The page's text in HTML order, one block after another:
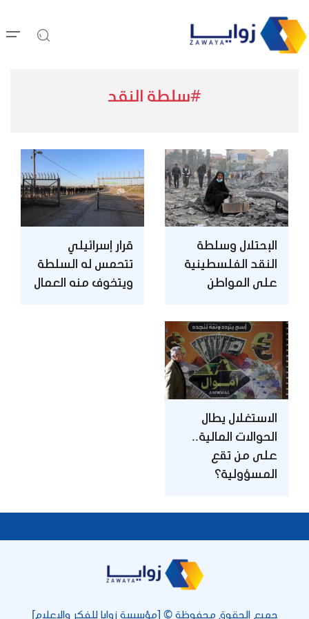
#سلطة النقد
الإحتلال وسلطة
النقد الفلسطينية
على المواطن
قرار إسرائيلي
تتحمس له السلطة
ويتخوف منه العمال
الاستغلال يطال
الحوالات المالية..
على من تقع
المسؤولية؟
جميع الحقوق محفوظة © [مؤسسة زوايا للفكر والإعلام]